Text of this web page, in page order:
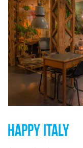
HAPPY ITALY